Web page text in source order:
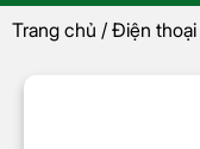
Trang chủ / Điện thoại